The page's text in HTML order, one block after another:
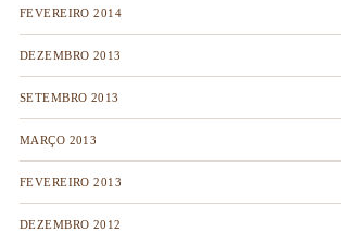
FEVEREIRO 2014
DEZEMBRO 2013
SETEMBRO 2013
MARÇO 2013
FEVEREIRO 2013
DEZEMBRO 2012